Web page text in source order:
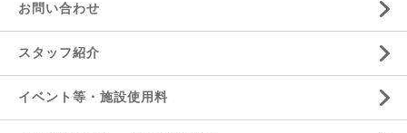
お問い合わせ
スタッフ紹介
イベント等・施設使用料